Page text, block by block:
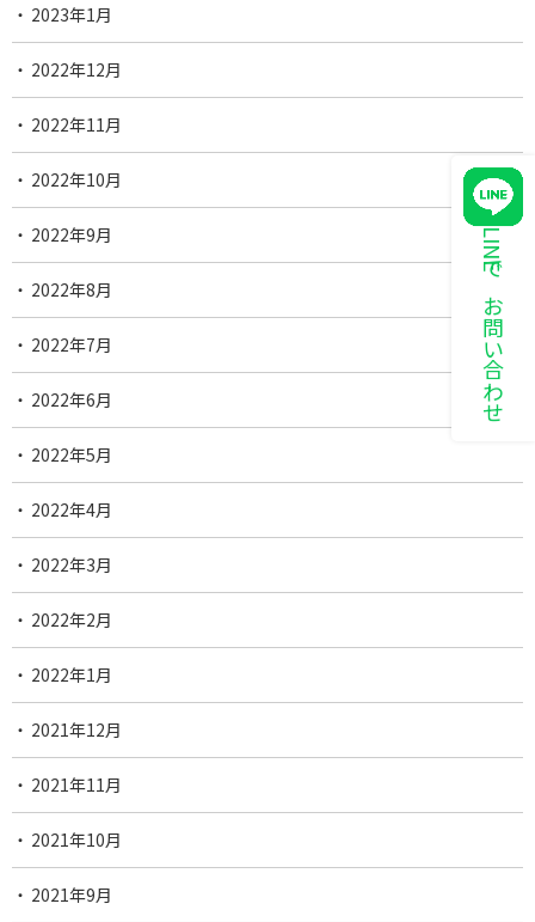
LINEでお問い合わせ
2023年1月
2022年12月
2022年11月
2022年10月
2022年9月
2022年8月
2022年7月
2022年6月
2022年5月
2022年4月
2022年3月
2022年2月
2022年1月
2021年12月
2021年11月
2021年10月
2021年9月